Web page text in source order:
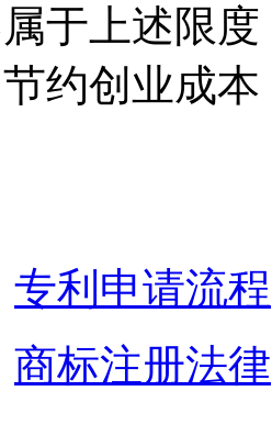
于上述限
约创业成
专利申请流程
商标注册法律